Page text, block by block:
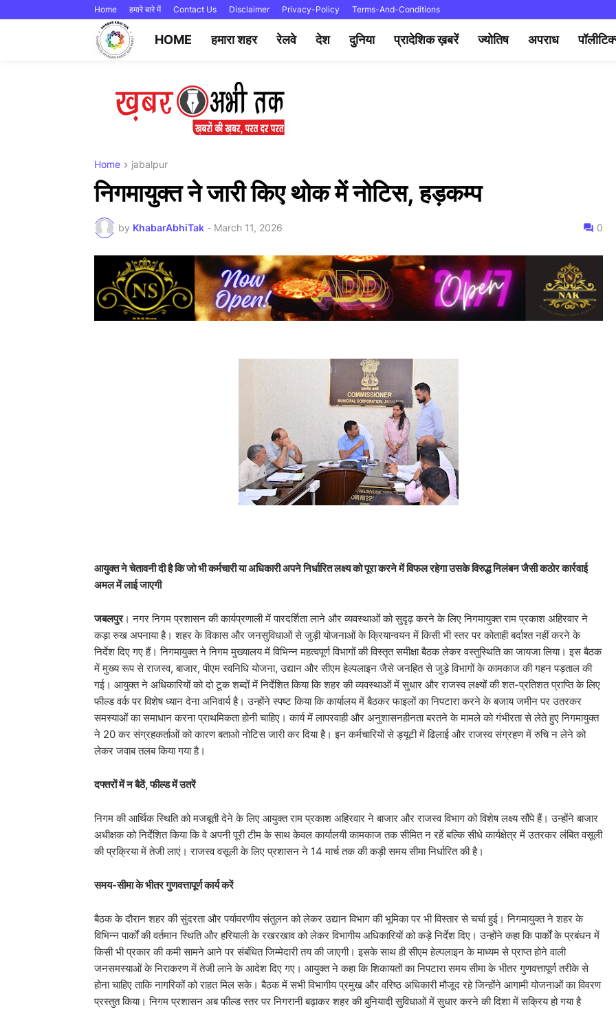
Home हमारे बारे में Contact Us Disclaimer Privacy-Policy Terms-And-Conditions
HOME हमारा शहर रेलवे देश दुनिया प्रादेशिक ख़बरें ज्योतिष अपराध
Home jabalpur
निगमायुक्त ने जारी किए थोक में नोटिस, हड़कम्प
by KhabarAbhiTak - March 11, 2026 0
आयुक्त ने चेतावनी दी है कि जो भी कर्मचारी या अधिकारी अपने निर्धारित लक्ष्य को पूरा करने में विफल रहेगा उसके विरुद्ध निलंबन जैसी कठोर कार्रवाई
अमल में लाई जाएगी
जबलपुर। नगर निगम प्रशासन की कार्यप्रणाली में पारदर्शिता लाने और व्यवस्थाओं को सुदृढ़ करने के लिए निगमायुक्त राम प्रकाश अहिरवार ने
कड़ा रुख अपनाया है। शहर के विकास और जनसुविधाओं से जुड़ी योजनाओं के क्रियान्वयन में किसी भी स्तर पर कोताही बर्दाश्त नहीं करने के
निर्देश दिए गए हैं। निगमायुक्त ने निगम मुख्यालय में विभिन्न महत्वपूर्ण विभागों की विस्तृत समीक्षा बैठक लेकर वस्तुस्थिति का जायजा लिया। इस बैठक
में मुख्य रूप से राजस्व, बाजार, पीएम स्वनिधि योजना, उद्यान और सीएम हेल्पलाइन जैसे जनहित से जुड़े विभागों के कामकाज की गहन पड़ताल की
गई। आयुक्त ने अधिकारियों को दो टूक शब्दों में निर्देशित किया कि शहर की व्यवस्थाओं में सुधार और राजस्व लक्ष्यों की शत-प्रतिशत प्राप्ति के लिए
फील्ड वर्क पर विशेष ध्यान देना अनिवार्य है। उन्होंने स्पष्ट किया कि कार्यालय में बैठकर फाइलों का निपटारा करने के बजाय जमीन पर उतरकर
समस्याओं का समाधान करना प्राथमिकता होनी चाहिए। कार्य में लापरवाही और अनुशासनहीनता बरतने के मामले को गंभीरता से लेते हुए निगमायुक्त
ने 20 कर संग्रहकर्ताओं को कारण बताओ नोटिस जारी कर दिया है। इन कर्मचारियों से ड्यूटी में ढिलाई और राजस्व संग्रहण में रुचि न लेने को
लेकर जवाब तलब किया गया है।
दफ्तरों में न बैठें, फील्ड में उतरें
​निगम की आर्थिक स्थिति को मजबूती देने के लिए आयुक्त राम प्रकाश अहिरवार ने बाजार और राजस्व विभाग को विशेष लक्ष्य सौंपे हैं। उन्होंने बाजार
अधीक्षक को निर्देशित किया कि वे अपनी पूरी टीम के साथ केवल कार्यालयी कामकाज तक सीमित न रहें बल्कि सीधे कार्यक्षेत्र में उतरकर लंबित वसूली
की प्रक्रिया में तेजी लाएं। राजस्व वसूली के लिए प्रशासन ने 14 मार्च तक की कड़ी समय सीमा निर्धारित की है।
समय-सीमा के भीतर गुणवत्तापूर्ण कार्य करें
​बैठक के दौरान शहर की सुंदरता और पर्यावरणीय संतुलन को लेकर उद्यान विभाग की भूमिका पर भी विस्तार से चर्चा हुई। निगमायुक्त ने शहर के
विभिन्न पार्कों की वर्तमान स्थिति और हरियाली के रखरखाव को लेकर विभागीय अधिकारियों को कड़े निर्देश दिए। उन्होंने कहा कि पार्कों के प्रबंधन में
किसी भी प्रकार की कमी सामने आने पर संबंधित जिम्मेदारी तय की जाएगी। इसके साथ ही सीएम हेल्पलाइन के माध्यम से प्राप्त होने वाली
जनसमस्याओं के निराकरण में तेजी लाने के आदेश दिए गए। आयुक्त ने कहा कि शिकायतों का निपटारा समय सीमा के भीतर गुणवत्तापूर्ण तरीके से
होना चाहिए ताकि नागरिकों को राहत मिल सके। बैठक में सभी विभागीय प्रमुख और वरिष्ठ अधिकारी मौजूद रहे जिन्होंने आगामी योजनाओं का विवरण
प्रस्तुत किया। निगम प्रशासन अब फील्ड स्तर पर निगरानी बढ़ाकर शहर की बुनियादी सुविधाओं में सुधार करने की दिशा में सक्रिय हो गया है